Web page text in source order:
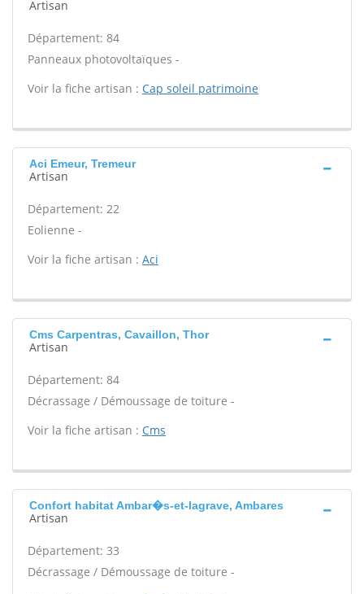
Artisan
Département: 84
Panneaux photovoltaïques -
Voir la fiche artisan : Cap soleil patrimoine
Aci Emeur, Tremeur
Artisan
Département: 22
Eolienne -
Voir la fiche artisan : Aci
Cms Carpentras, Cavaillon, Thor
Artisan
Département: 84
Décrassage / Démoussage de toiture -
Voir la fiche artisan : Cms
Confort habitat Ambar�s-et-lagrave, Ambares
Artisan
Département: 33
Décrassage / Démoussage de toiture -